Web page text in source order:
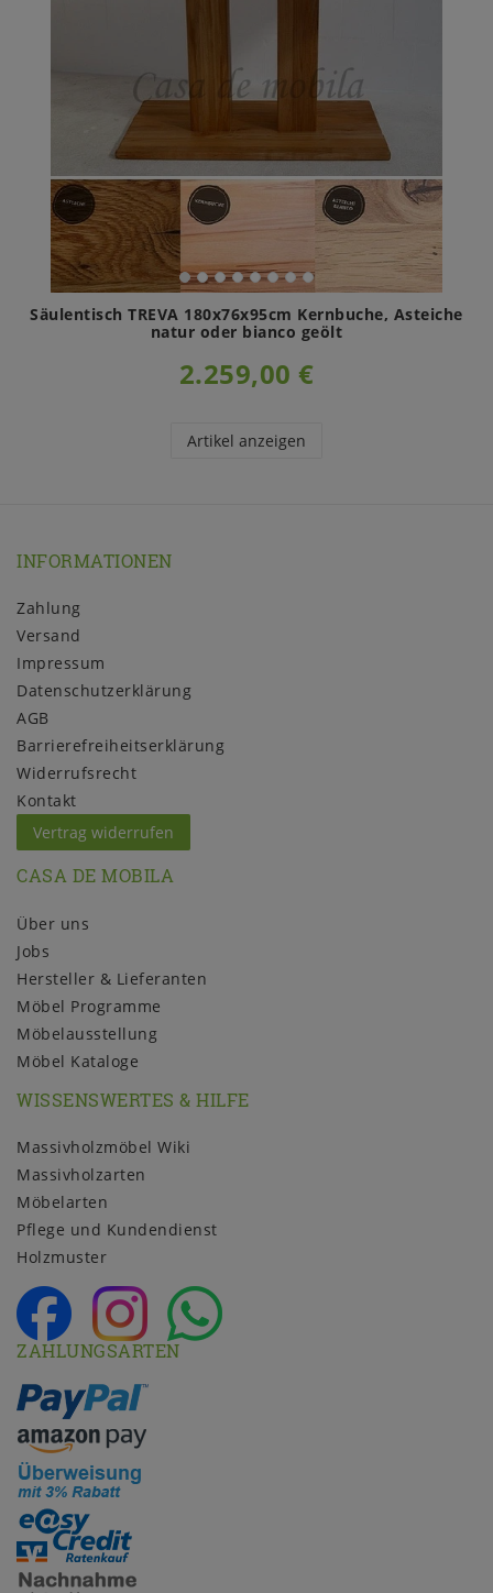
Säulentisch TREVA 180x76x95cm Kernbuche, Asteiche
natur oder bianco geölt
2.259,00 €
Artikel anzeigen
INFORMATIONEN
Zahlung
Versand
Impressum
Daten­schutz­erklärung
AGB
Barrierefreiheitserklärung
Widerrufs­recht
Kontakt
Vertrag widerrufen
CASA DE MOBILA
Über uns
Jobs
Hersteller & Lieferanten
Möbel Programme
Möbelausstellung
Möbel Kataloge
WISSENSWERTES & HILFE
Massivholzmöbel Wiki
Massivholzarten
Möbelarten
Pflege und Kundendienst
Holzmuster
ZAHLUNGSARTEN